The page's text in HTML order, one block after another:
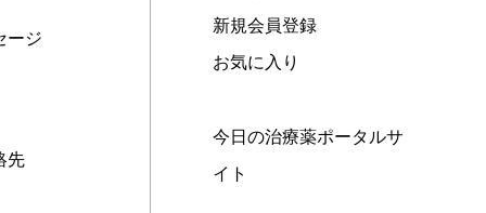
ージ
先
新規会員登録
お気に入り
今日の治療薬ポータルサ
イト